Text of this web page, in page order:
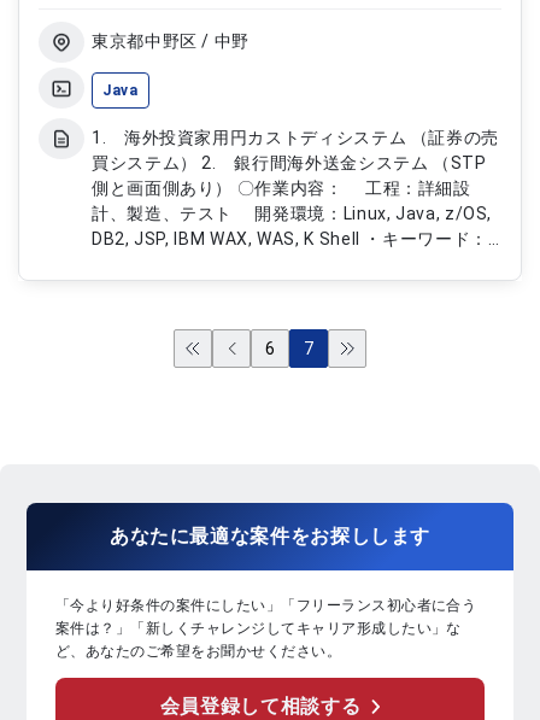
東京都中野区 / 中野
Java
1. 海外投資家用円カストディシステム （証券の売
買システム） 2. 銀行間海外送金システム （STP
側と画面側あり） 〇作業内容： 工程：詳細設
計、製造、テスト 開発環境：Linux, Java, z/OS,
DB2, JSP, IBM WAX, WAS, K Shell ・キーワード：
6 7
あなたに最適な案件をお探し します
「今より好条件の案件にしたい」「フリーランス初心者に合う
案件は？」「新しくチャレンジしてキャリア形成したい」な
ど、あなたのご希望をお聞かせください。
会員登録して相談する